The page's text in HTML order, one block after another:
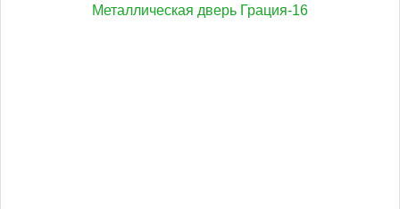
Металлическая дверь Грация-16